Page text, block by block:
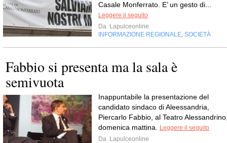
Casale Monferrato. E’ un gesto di...
Leggere il seguito
Da Lapulceonline
INFORMAZIONE REGIONALE SOCIETÀ
Fabbio si presenta ma la sala è
semivuota
Inappuntabile la presentazione del
candidato sindaco di Aleessandria,
Piercarlo Fabbio, al Teatro
domenica mattina.
Leggere il seguito
Da Lapulceonline